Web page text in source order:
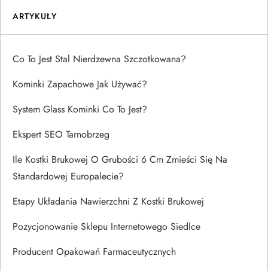
ARTYKUŁY
Co To Jest Stal Nierdzewna Szczotkowana?
Kominki Zapachowe Jak Używać?
System Glass Kominki Co To Jest?
Ekspert SEO Tarnobrzeg
Ile Kostki Brukowej O Grubości 6 Cm Zmieści Się Na
Standardowej Europalecie?
Etapy Układania Nawierzchni Z Kostki Brukowej
Pozycjonowanie Sklepu Internetowego Siedlce
Producent Opakowań Farmaceutycznych